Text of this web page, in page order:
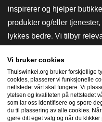
inspirerer og hjelper
produkter og/eller
lykkes bedre. Vi tilbyr
verktøy og råd,
og har vår egen
Academy.
Vi bruker cookies
Thuiswinkel.org bruker forskjellige
cookies, plasserer vi funksjonelle
nettstedet vårt skal fungere. Vi
ytelsen og kvaliteten på nettstedet
som lar oss identifisere og spore
du til plassering av alle cookies.
gjøre ditt eget valg og når du